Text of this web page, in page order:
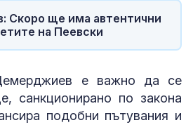
Скоро ще има автентични
на Пеевски
е важно да се
санкционирано по закона
подобни пътувания и